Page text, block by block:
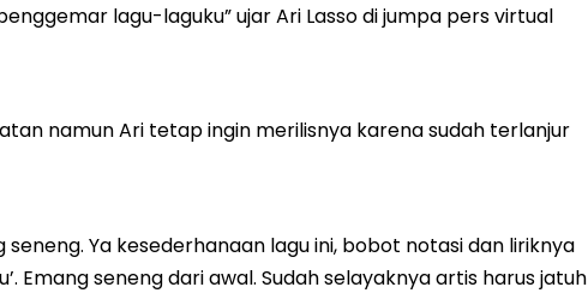
lagu-laguku” ujar Ari Lasso di jumpa pers virtual
namun Ari tetap ingin merilisnya karena sudah terlanjur
Ya kesederhanaan lagu ini, bobot notasi dan liriknya
Emang seneng dari awal. Sudah selayaknya artis harus jatuh